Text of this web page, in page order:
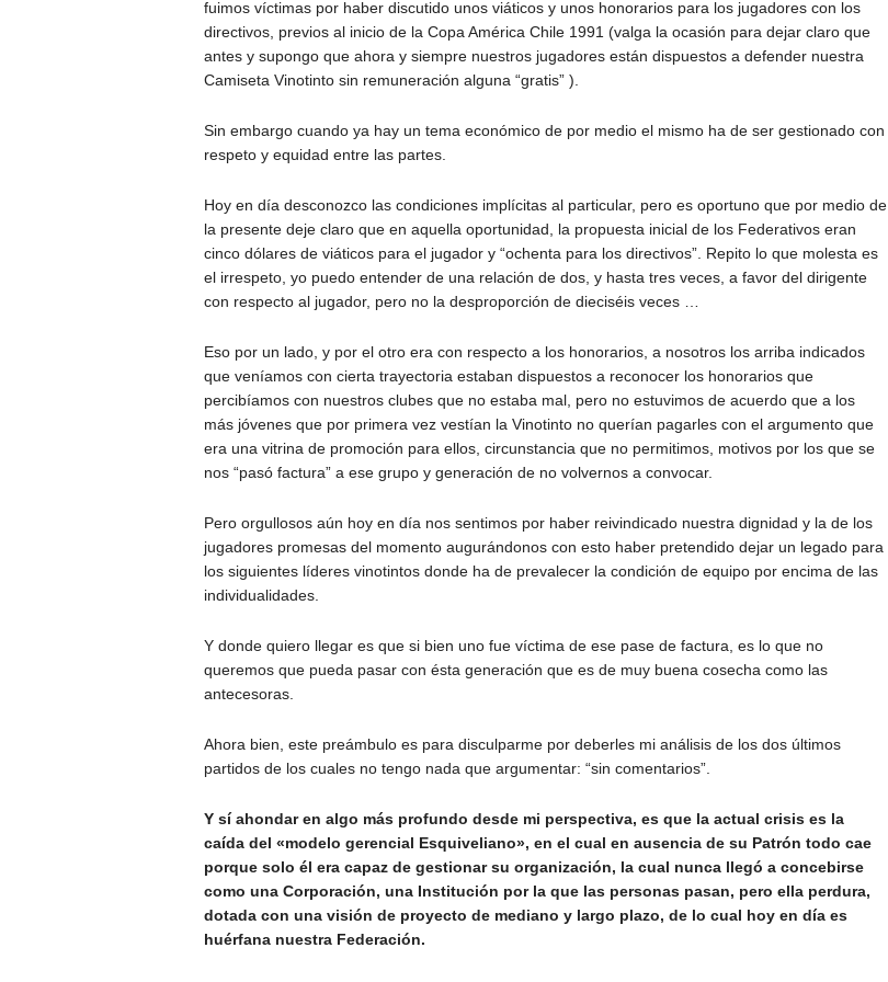
fuimos víctimas por haber discutido unos viáticos y unos honorarios para los jugadores con los
directivos, previos al inicio de la Copa América Chile 1991 (valga la ocasión para dejar claro que
antes y supongo que ahora y siempre nuestros jugadores están dispuestos a defender nuestra
Camiseta Vinotinto sin remuneración alguna “gratis” ).
Sin embargo cuando ya hay un tema económico de por medio el mismo ha de ser gestionado con
respeto y equidad entre las partes.
Hoy en día desconozco las condiciones implícitas al particular, pero es oportuno que por medio de
la presente deje claro que en aquella oportunidad, la propuesta inicial de los Federativos eran
cinco dólares de viáticos para el jugador y “ochenta para los directivos”. Repito lo que molesta es
el irrespeto, yo puedo entender de una relación de dos, y hasta tres veces, a favor del dirigente
con respecto al jugador, pero no la desproporción de dieciséis veces …
Eso por un lado, y por el otro era con respecto a los honorarios, a nosotros los arriba indicados
que veníamos con cierta trayectoria estaban dispuestos a reconocer los honorarios que
percibíamos con nuestros clubes que no estaba mal, pero no estuvimos de acuerdo que a los
más jóvenes que por primera vez vestían la Vinotinto no querían pagarles con el argumento que
era una vitrina de promoción para ellos, circunstancia que no permitimos, motivos por los que se
nos “pasó factura” a ese grupo y generación de no volvernos a convocar.
Pero orgullosos aún hoy en día nos sentimos por haber reivindicado nuestra dignidad y la de los
jugadores promesas del momento augurándonos con esto haber pretendido dejar un legado para
los siguientes líderes vinotintos donde ha de prevalecer la condición de equipo por encima de las
individualidades.
Y donde quiero llegar es que si bien uno fue víctima de ese pase de factura, es lo que no
queremos que pueda pasar con ésta generación que es de muy buena cosecha como las
antecesoras.
Ahora bien, este preámbulo es para disculparme por deberles mi análisis de los dos últimos
partidos de los cuales no tengo nada que argumentar: “sin comentarios”.
Y sí ahondar en algo más profundo desde mi perspectiva, es que la actual crisis es la
caída del «modelo gerencial Esquiveliano», en el cual en ausencia de su Patrón todo cae
porque solo él era capaz de gestionar su organización, la cual nunca llegó a concebirse
como una Corporación, una Institución por la que las personas pasan, pero ella perdura,
dotada con una visión de proyecto de mediano y largo plazo, de lo cual hoy en día es
huérfana nuestra Federación.